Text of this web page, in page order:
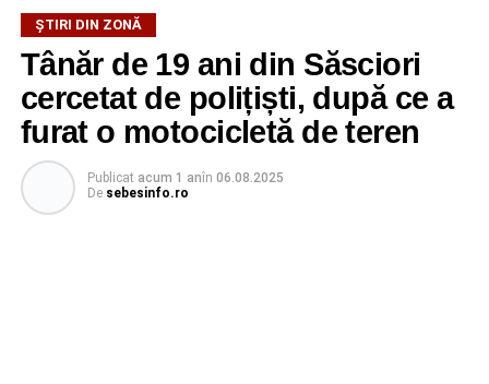
ȘTIRI DIN ZONĂ
Tânăr de 19 ani din Săsciori
cercetat de polițiști, după ce a
furat o motocicletă de teren
Publicat acum 1 anîn 06.08.2025
De sebesinfo.ro